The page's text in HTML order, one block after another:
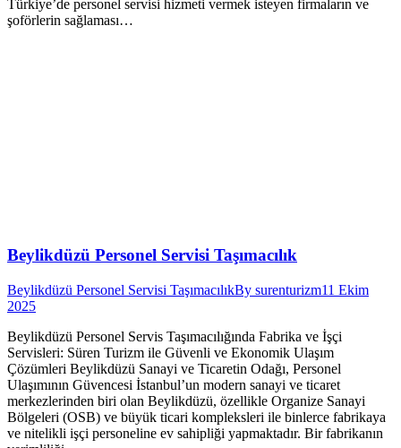
Türkiye’de personel servisi hizmeti vermek isteyen firmaların ve
şoförlerin sağlaması…
Beylikdüzü Personel Servisi Taşımacılık
Beylikdüzü Personel Servisi TaşımacılıkBy surenturizm11 Ekim
2025
Beylikdüzü Personel Servis Taşımacılığında Fabrika ve İşçi
Servisleri: Süren Turizm ile Güvenli ve Ekonomik Ulaşım
Çözümleri Beylikdüzü Sanayi ve Ticaretin Odağı, Personel
Ulaşımının Güvencesi İstanbul’un modern sanayi ve ticaret
merkezlerinden biri olan Beylikdüzü, özellikle Organize Sanayi
Bölgeleri (OSB) ve büyük ticari kompleksleri ile binlerce fabrikaya
ve nitelikli işçi personeline ev sahipliği yapmaktadır. Bir fabrikanın